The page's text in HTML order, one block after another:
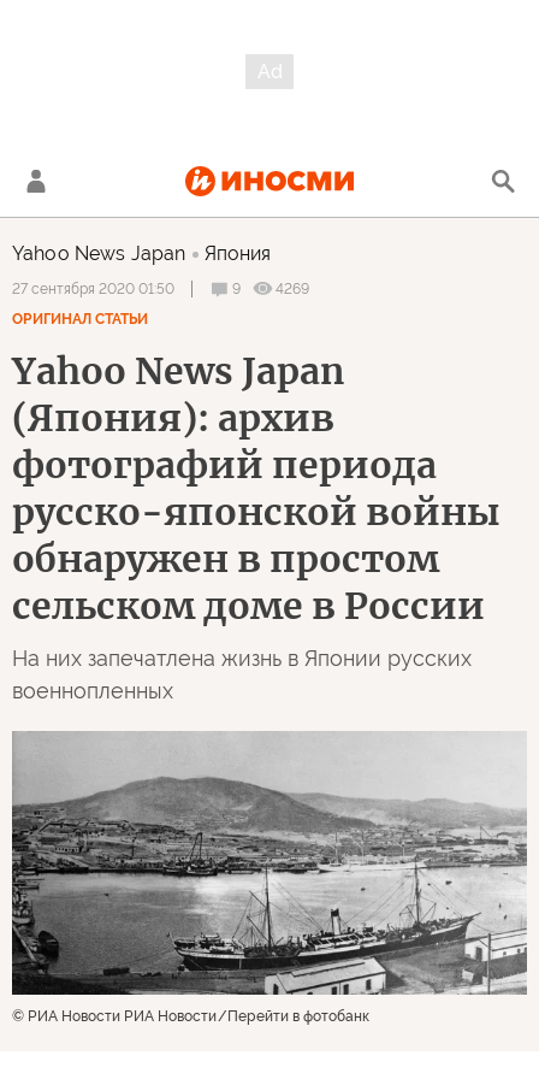
Yahoo News Japan Япония
27 сентября 2020 01:50 9
4269
ОРИГИНАЛ СТАТЬИ
Yahoo News Japan
(Япония): архив
фотографий периода
русско-японской войны
обнаружен в простом
сельском доме в России
На них запечатлена жизнь в Японии русских
военнопленных
© РИА Новости РИА Новости Перейти в фотобанк